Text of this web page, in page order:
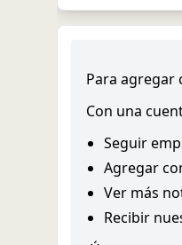
Para agregar
Con una
Seguir
Agregar
Ver más
Recibir